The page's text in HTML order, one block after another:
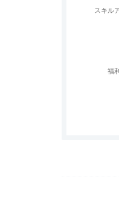
福
スキル